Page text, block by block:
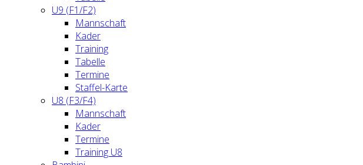
U9 (F1/F2)
Mannschaft
Kader
Training
Tabelle
Termine
Staffel-Karte
U8 (F3/F4)
Mannschaft
Kader
Termine
Training U8